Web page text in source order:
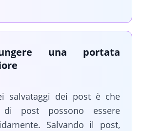
una portata
salvataggi dei post è che
post possono essere
Salvando il post,